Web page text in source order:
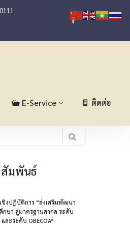
E-Service ติดต่อ
มพันธ์
ชิงปฏิบัติการ “ส่งเสริมพัฒนา
กษา สู่มาตรฐานสากล ระดับ
และระดับ OBECOA”